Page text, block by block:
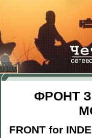
ФРОНТ
FRONT for